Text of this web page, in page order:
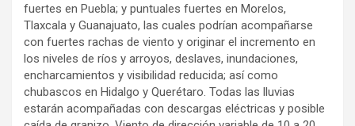
fuertes en Puebla; y puntuales fuertes en Morelos,
Tlaxcala y Guanajuato, las cuales podrían acompañarse
con fuertes rachas de viento y originar el incremento en
los niveles de ríos y arroyos, deslaves, inundaciones,
encharcamientos y visibilidad reducida; así como
chubascos en Hidalgo y Querétaro. Todas las lluvias
estarán acompañadas con descargas eléctricas y posible